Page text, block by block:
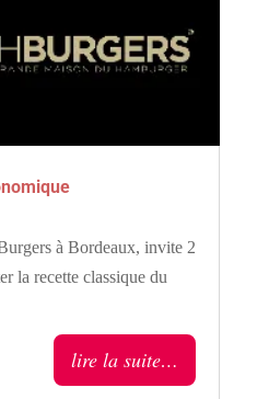
à Bordeaux, invite 2
la recette classique du
lire la suite…